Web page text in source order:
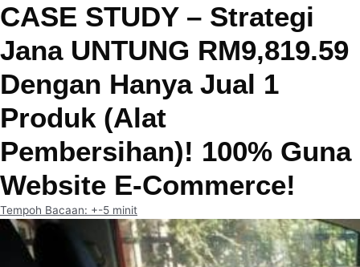
CASE STUDY – Strategi
Jana UNTUNG RM9,819.59
Dengan Hanya Jual 1
Produk (Alat
Pembersihan)! 100% Guna
Website E-Commerce!
Tempoh Bacaan: +-5 minit